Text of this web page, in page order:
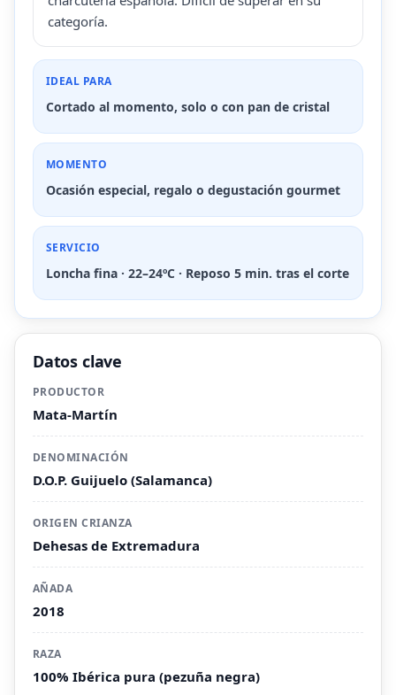
categoría.
IDEAL PARA
Cortado al momento, solo o con pan de cristal
MOMENTO
Ocasión especial, regalo o degustación gourmet
SERVICIO
Loncha fina · 22–24ºC · Reposo 5 min. tras el corte
Datos clave
PRODUCTOR
Mata-Martín
DENOMINACIÓN
D.O.P. Guijuelo (Salamanca)
ORIGEN CRIANZA
Dehesas de Extremadura
AÑADA
2018
RAZA
100% Ibérica pura (pezuña negra)